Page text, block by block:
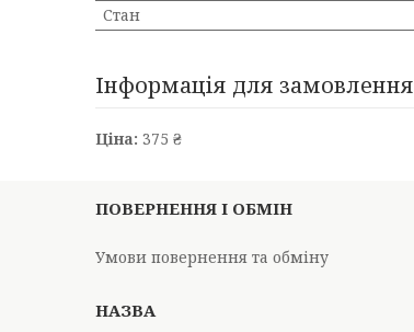
Стан
Інформація для замовлення
Ціна: 375 ₴
ПОВЕРНЕННЯ І ОБМІН
Умови повернення та обміну